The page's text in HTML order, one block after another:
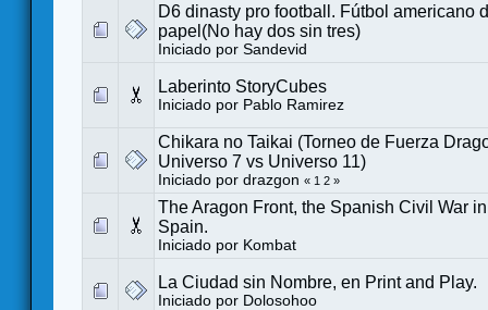
D6 dinasty pro football. Fútbol americano
papel(No hay dos sin tres)
Iniciado por Sandevid
Laberinto StoryCubes
Iniciado por Pablo Ramirez
Chikara no Taikai (Torneo de Fuerza
Universo 7 vs Universo 11)
Iniciado por drazgon « 1 2 »
The Aragon Front, the Spanish Civil War
Spain.
Iniciado por Kombat
La Ciudad sin Nombre, en Print and Play.
Iniciado por Dolosohoo